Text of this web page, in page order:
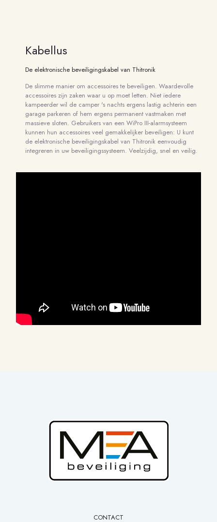
Kabellus
De elektronische beveiligingskabel van Thitronik
De slimme manier om accessoires te beveiligen. Waardevolle
accessoires zijn zaken waar u op moet letten. Niet iedere
kampeerder wil de camper 's nachts ergens lastig achterin een
garage parkeren of hem ergens permanent vastmaken met
massieve sloten. Gebruikers van een WiPro III-alarmsysteem
kunnen hun accessoires veel gemakkelijker beveiligen: U kunt
de elektronische beveiligingskabel van Thitronik eenvoudig
integreren in uw beveiligingssysteem. Veelzijdig, snel en veilig.
CONTACT